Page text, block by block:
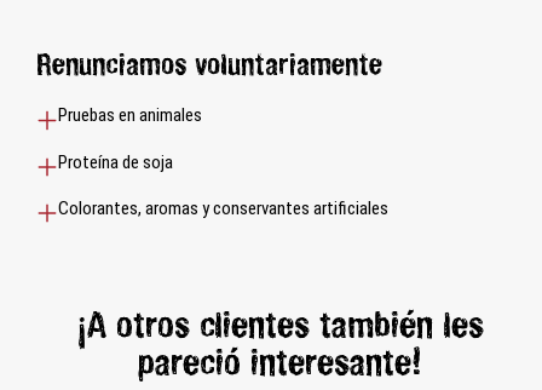
Renunciamos voluntariamente
Pruebas en animales
Proteína de soja
Colorantes, aromas y conservantes artificiales
¡A otros clientes también les
pareció interesante!